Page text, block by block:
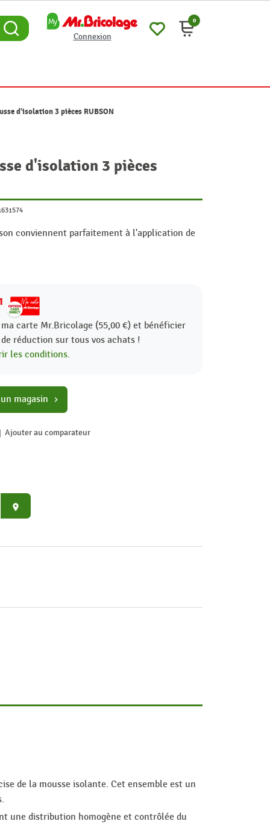
Connexion
0
d'isolation 3 pièces RUBSON
d'isolation 3 pièces
conviennent parfaitement à l'application de
carte Mr.Bricolage (55,00 €) et bénéficier
de réduction sur tous vos achats !
les conditions.
magasin chevron_right
Ajouter au comparateur
place
de la mousse isolante. Cet ensemble est un
une distribution homogène et contrôlée du